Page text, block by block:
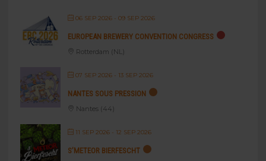
06 SEP 2026- 09 SEP 2026
EUROPEAN BREWERY CONVENTION CONGRESS
Rotterdam (NL)
07 SEP 2026- 13 SEP 2026
NANTES SOUS PRESSION
Nantes (44)
11 SEP 2026- 12 SEP 2026
S’METEOR BIERFESCHT